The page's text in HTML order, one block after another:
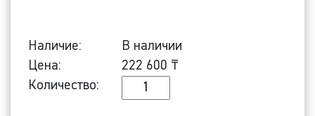
Наличие:
В наличии
Цена:
222 600 ₸
Количество:
Количество
Напольные